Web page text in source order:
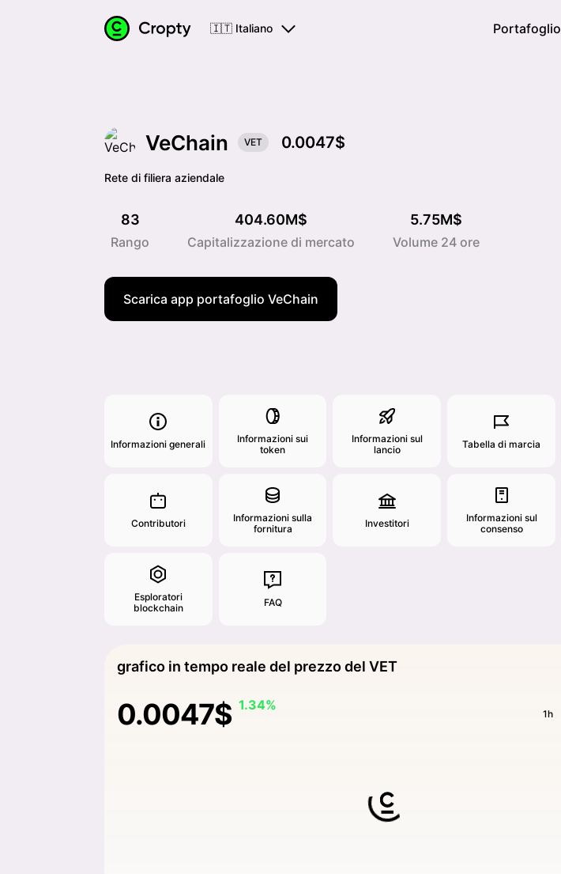
🇮🇹 Italiano Portafoglio
VeChain VET 0.0047$
Rete di filiera aziendale
83
Rango
404.60M$
Capitalizzazione di mercato
5.75M$
Volume 24 ore
Scarica app portafoglio VeChain
Informazioni generali
Informazioni sui
token
Informazioni sul
lancio
Tabella di marcia
Contributori
Informazioni sulla
fornitura
Investitori
Informazioni sul
consenso
Esploratori
blockchain
FAQ
grafico in tempo reale del prezzo del VET
0.0047$ 1.34%
1h